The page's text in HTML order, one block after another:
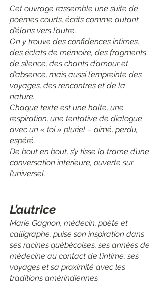
Cet ouvrage rassemble une suite de
poèmes courts, écrits comme autant
d’élans vers l’autre.
On y trouve des confidences intimes,
des éclats de mémoire, des fragments
de silence, des chants d’amour et
d’absence, mais aussi l’empreinte des
voyages, des rencontres et de la
nature.
Chaque texte est une halte, une
respiration, une tentative de dialogue
avec un « toi » pluriel – aimé, perdu,
espéré.
De bout en bout, s’y tisse la trame d’une
conversation intérieure, ouverte sur
l’universel.
L’autrice
Marie Gagnon, médecin, poète et
calligraphe, puise son inspiration dans
ses racines québécoises, ses années de
médecine au contact de l’intime, ses
voyages et sa proximité avec les
traditions amérindiennes.